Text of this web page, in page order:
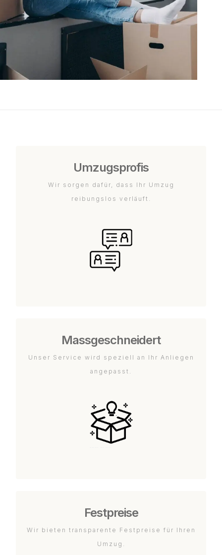
Umzugsprofis
Wir sorgen dafür, dass Ihr Umzug
reibungslos verläuft.
Massgeschneidert
Unser Service wird speziell an Ihr Anliegen
angepasst.
Festpreise
Wir bieten transparente Festpreise für Ihren
Umzug.